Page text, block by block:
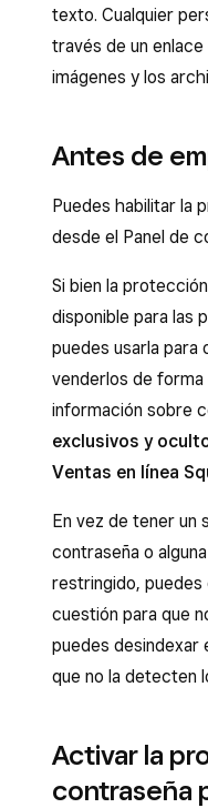
texto. Cualquier
través de un
imágenes y los
Antes de
Puedes habilitar la
desde el Panel de
Si bien la
disponible para las
puedes usarla para
venderlos de forma
información sobre
exclusivos y
Ventas en línea
En vez de tener un
contraseña o
restringido, puedes
cuestión para que
puedes desindexar
que no la detecten
Activar la
contraseña